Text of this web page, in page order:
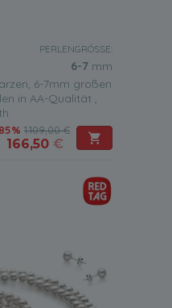
PERLENGRÖSSE:
6-7 mm
6-7mm großen
in AA-Qualität ,
1.109,00 €
166,50 €